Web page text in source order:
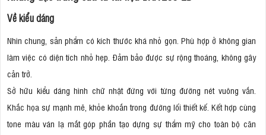
Về kiểu dáng
Nhìn chung, sản phẩm có kích thước khá nhỏ gọn. Phù hợp ở không gian
làm việc có diện tích nhỏ hẹp. Đảm bảo được sự rộng thoáng, không gây
cản trở.
Sở hữu kiểu dáng hình chữ nhật đứng với từng đường nét vuông vắn.
Khắc họa sự mạnh mẽ, khỏe khoắn trong đường lối thiết kế. Kết hợp cùng
tone màu ván lạ mắt góp phần tạo dựng sự thẩm mỹ cho toàn bộ căn